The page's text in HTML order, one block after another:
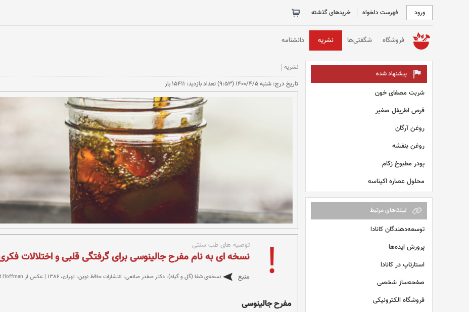
ورود فهرست دلخواه خریدهای گذشته
خانه فروشگاه شگفتی‌ها نشریه دانشنامه
پیشنهاد شده
شربت مصفای خون
قرص اطریفل صغیر
روغن آرگان
روغن بنفشه
پودر مطبوخ زکام
محلول عصاره اکیناسه
لينك‌های مرتبط
توسعه‌دهندگان کانادا
پرورش ایده‌ها
استارتاپ در کانادا
صفحه‌ساز شخصی
فروشگاه الکترونیکی
نشریه
تاريخ درج: شنبه 1400/4/5 (9:53) تعداد بازديد: 15411 بار
توصیه های طب سنتی
نسخه ای به نام مفرح جالینوسی برای گرفتگی قلبی و اختلالات
منبع نسخه‌ی شفا (گل و گیاه)، دکتر صفدر صانعی، انتشارات حافظ نوین، تهران، ۱۳۸۶ | عکس از Hoffman
مفرح جالینوسی